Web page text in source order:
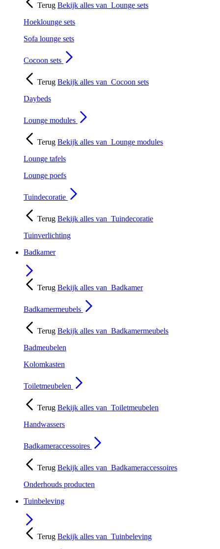
Terug Bekijk alles van Lounge sets
Hoeklounge sets
Sofa lounge sets
Cocoon sets
Terug Bekijk alles van Cocoon sets
Daybeds
Lounge modules
Terug Bekijk alles van Lounge modules
Lounge tafels
Lounge poefs
Tuindecoratie
Terug Bekijk alles van Tuindecoratie
Tuinverlichting
Badkamer
Terug Bekijk alles van Badkamer
Badkamermeubels
Terug Bekijk alles van Badkamermeubels
Badmeubelen
Kolomkasten
Toiletmeubelen
Terug Bekijk alles van Toiletmeubelen
Handwassers
Badkameraccessoires
Terug Bekijk alles van Badkameraccessoires
Onderhouds producten
Tuinbeleving
Terug Bekijk alles van Tuinbeleving